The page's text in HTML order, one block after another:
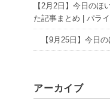
【2月2日】今日のほ
た記事まとめ | パラ
【9月25日】今日の
アーカイブ